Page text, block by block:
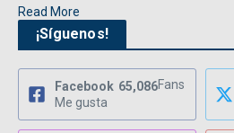
Read More
¡Síguenos!
Facebook 65,086Fans
Me gusta